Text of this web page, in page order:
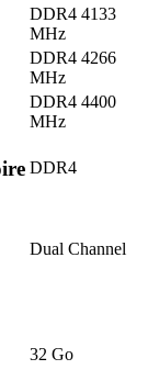
DDR4 4133
MHz
DDR4 4266
MHz
DDR4 4400
MHz
DDR4
Dual Channel
32 Go